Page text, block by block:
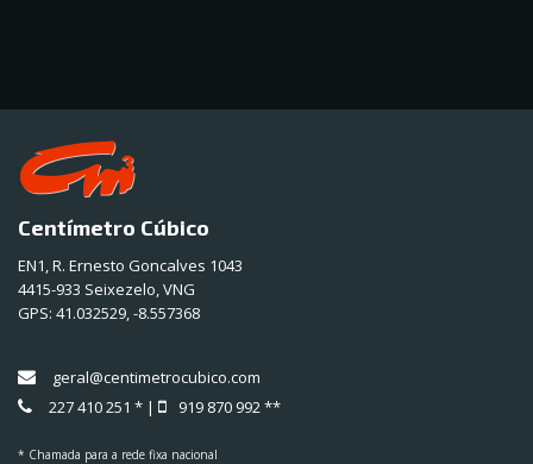
Centímetro Cúbico
EN1, R. Ernesto Goncalves 1043
4415-933 Seixezelo, VNG
GPS: 41.032529, -8.557368
geral@centimetrocubico.com
227 410 251 * |
919 870 992 **
* Chamada para a rede fixa nacional